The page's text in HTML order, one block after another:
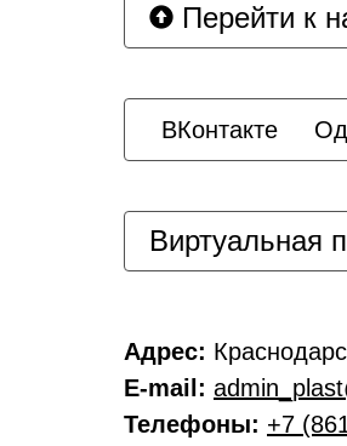
Перейти к
ВКонтакте
Виртуальная
Адрес:
E-mail:
Телефоны: +7